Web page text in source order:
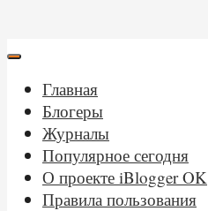
Главная
Блогеры
Журналы
Популярное сегодня
О проекте iBlogger OK
Правила пользования